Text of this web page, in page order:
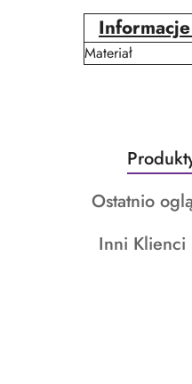
Materiał
Pomiń karuzelę
o
statusie:
Produkty
statusie:
Ostatnio
Produkty
Inni